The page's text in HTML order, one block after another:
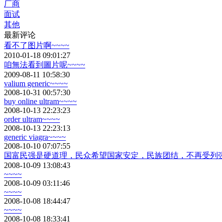
厂商
面试
其他
最新评论
看不了图片啊~~~~
2010-01-18 09:01:27
咱無法看到圖片呢~~~~
2009-08-11 10:58:30
valium generic~~~~
2008-10-31 00:57:30
buy online ultram~~~~
2008-10-13 22:23:23
order ultram~~~~
2008-10-13 22:23:13
generic viagra~~~~
2008-10-10 07:07:55
国富民强是硬道理，民众希望国家安定，民族团结，不再受列
2008-10-09 13:08:43
~~~~
2008-10-09 03:11:46
~~~~
2008-10-08 18:44:47
~~~~
2008-10-08 18:33:41